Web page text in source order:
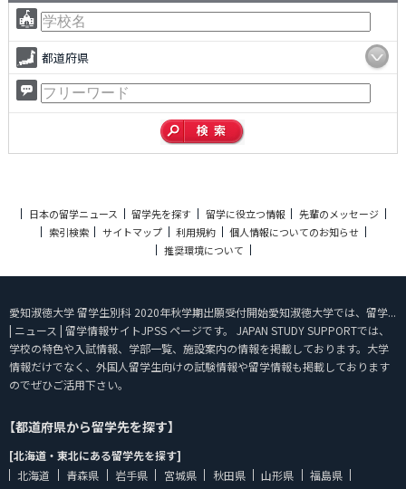
都道府県
日本の留学ニュース 留学先を探す 留学に役立つ情報
先輩のメッセージ
索引検索
サイトマップ 利用規約
個人情報についてのお知らせ
推奨環境について
愛知淑徳大学 留学生別科 2020年秋学期出願受付開始愛知淑徳大学では、留学...
| ニュース | 留学情報サイトJPSS ページです。 JAPAN STUDY SUPPORTでは、
学校の特色や入試情報、学部一覧、施設案内の情報を掲載しております。大学
情報だけでなく、外国人留学生向けの試験情報や留学情報も掲載しております
のでぜひご活用下さい。
【都道府県から留学先を探す】
[北海道・東北にある留学先を探す]
北海道
青森県 岩手県 宮城県 秋田県 山形県
福島県